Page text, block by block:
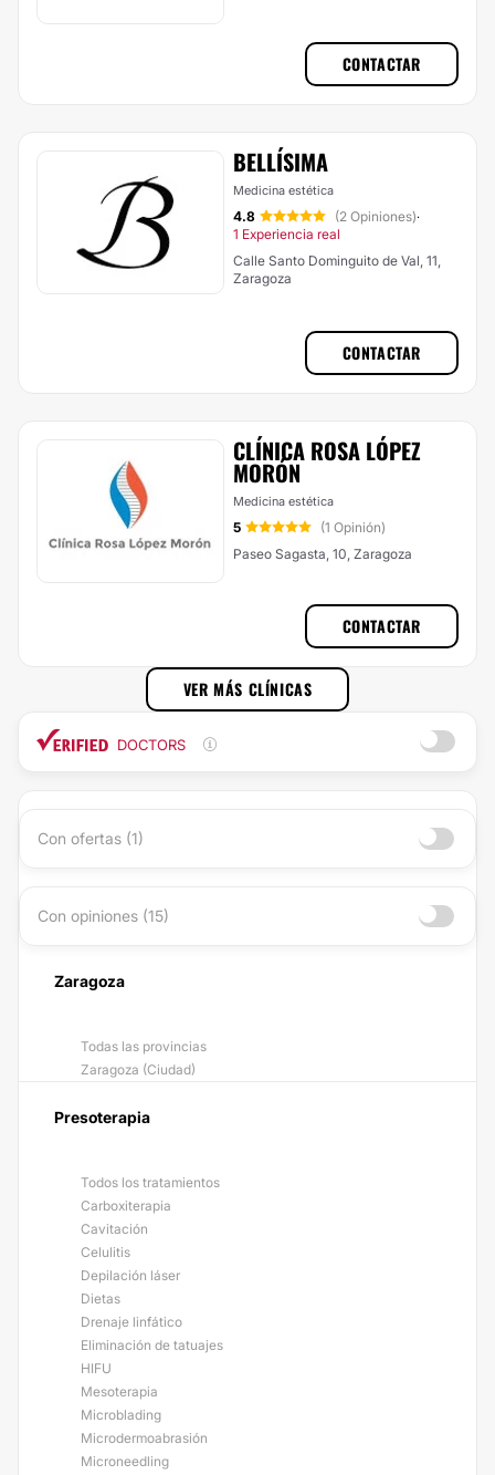
CONTACTAR
BELLÍSIMA
Medicina estética
4.8 (2 Opiniones)·
1 Experiencia real
Calle Santo Dominguito de Val, 11,
Zaragoza
CONTACTAR
CLÍNICA ROSA LÓPEZ
MORÓN
Medicina estética
5
(1 Opinión)
Paseo Sagasta, 10, Zaragoza
CONTACTAR
VER MÁS CLÍNICAS
DOCTORS
Con ofertas (1)
Con opiniones (15)
Zaragoza
Todas las provincias
Zaragoza (Ciudad)
Presoterapia
Todos los tratamientos
Carboxiterapia
Cavitación
Celulitis
Depilación láser
Dietas
Drenaje linfático
Eliminación de tatuajes
HIFU
Mesoterapia
Microblading
Microdermoabrasión
Microneedling